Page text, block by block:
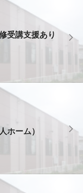
受講支援あり
ホーム）